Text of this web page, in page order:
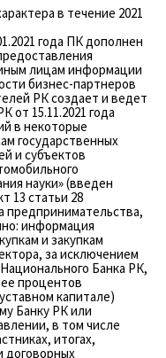
в течение 2021
года ПК дополнен
лицам информации
бизнес-партнеров
РК создает и ведет
от 15.11.2021 года
в некоторые
государственных
и субъектов
науки» (введен
13 статьи 28
информация
и закупкам
за исключением
Банка РК,
процентов
капитале)
Банку РК или
в том числе
итогах,
договорных